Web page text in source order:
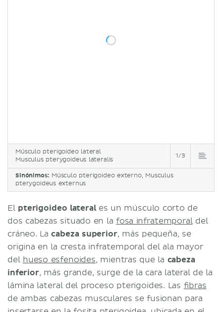
Músculo pterigoideo lateral
Musculus pterygoideus lateralis
1/3
Sinónimos: Músculo pterigoideo externo, Musculus
pterygoideus externus
El pterigoideo laterales un músculo corto de
dos cabezas situado en la fosa infratemporaldel
cráneo. Lacabeza superior, más pequeña, se
origina en la cresta infratemporal del ala mayor
del hueso esfenoides, mientras que la cabeza
inferior, más grande, surge de la cara lateral de la
lámina lateral del proceso pterigoides. Las fibras
de ambas cabezas musculares se fusionan para